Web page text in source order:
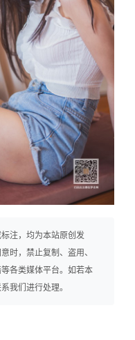
注，均为本站原创发
时，禁止复制、盗用、
各类媒体平台。如若本
我们进行处理。